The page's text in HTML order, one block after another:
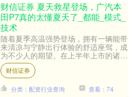
财信证券 夏天救星登场，广汽本
田P7真的太懂夏天了_都能_模式_
技术
随着夏季高温强势登场，拥有一辆能带
来清凉与宁静出行体验的舒适座驾，成
为不少人的期望。在上半年上市的诸多
车型中，广汽本田P7凭借同级领先的
舒享体验，吸引了众多消费....
财信证券
分类：配资行业查询 查看：74